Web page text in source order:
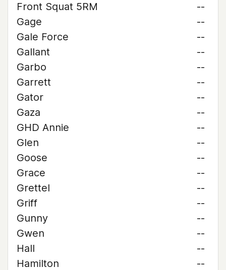
Front Squat 5RM
--
Gage
--
Gale Force
--
Gallant
--
Garbo
--
Garrett
--
Gator
--
Gaza
--
GHD Annie
--
Glen
--
Goose
--
Grace
--
Grettel
--
Griff
--
Gunny
--
Gwen
--
Hall
--
Hamilton
--